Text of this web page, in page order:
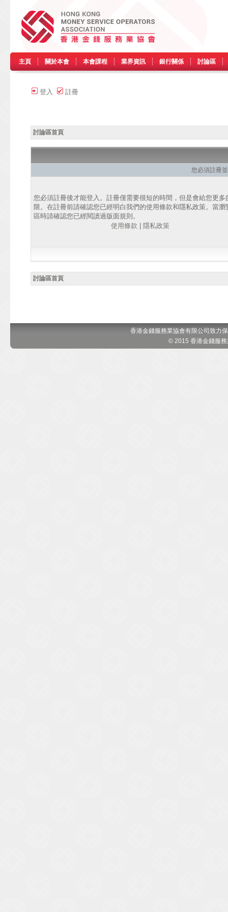
主頁 關於本會 本會課程 業界資訊 銀行關係 討論區
登入 註冊
討論區首頁
您必須註冊
您必須註冊後才能登入。註冊僅需要很短的時間，但是會給您更多
限。在註冊前請確認您已經明白我們的使用條款和隱私政策。當瀏
區時請確認您已經閱讀過版面規則。
使用條款
隱私政策
討論區首頁
香港金錢服務業協會有限公司致力
© 2015 香港金錢服